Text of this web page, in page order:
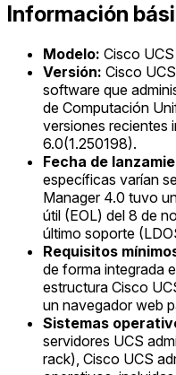
Información
Modelo: Cisco
Versión: Cisco
software que
de Computación
versiones recientes
6.0(1.250198).
Fecha de
específicas varían
Manager 4.0 tuvo
útil (EOL) del 8 de
último soporte
Requisitos
de forma integrada
estructura Cisco
un navegador web
Sistemas
servidores UCS
rack), Cisco UCS